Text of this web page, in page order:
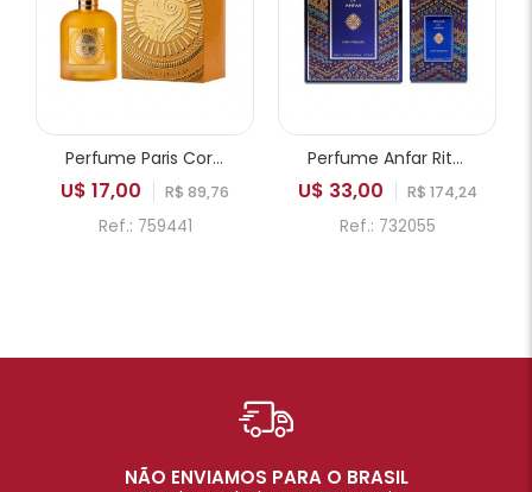
Perfume Paris Corner Emir Mango Punch EDP Unissex 100ml
U$ 17,00 R$ 89,76
Ref.: 759441
Perfume Anfar Rituals of Anfar Chef-D'oeuvre Extrait de Parfum Unissex 80ml
U$ 33,00 R$ 174,24
Ref.: 732055
NÃO ENVIAMOS PARA O BRASIL